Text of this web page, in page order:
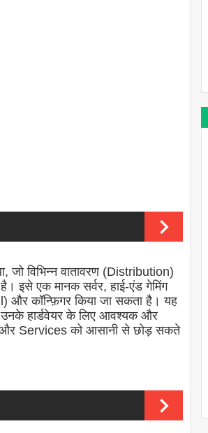
जो विभिन्न वातावरण (Distribution)
इसे एक मानक सर्वर, हाई-एंड गेमिंग
और कॉन्फ़िगर किया जा सकता है। यह
हार्डवेयर के लिए आवश्यक और
Services को आसानी से छोड़ सकते